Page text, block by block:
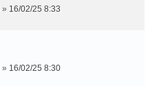
» 16/02/25 8:33
» 16/02/25 8:30